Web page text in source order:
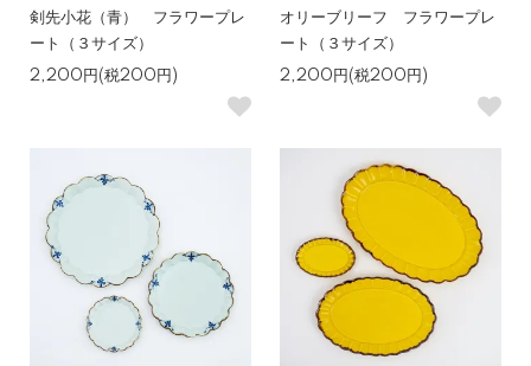
剣先小花（青） フラワープレ
ート（３サイズ）
2,200円(税200円)
オリーブリーフ フラワープレ
ート（３サイズ）
2,200円(税200円)